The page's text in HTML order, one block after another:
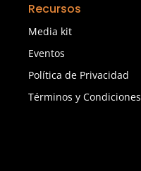
Recursos
Media kit
Eventos
Política de Privacidad
Términos y Condiciones